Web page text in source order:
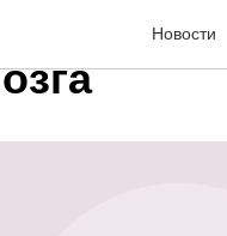
Новости